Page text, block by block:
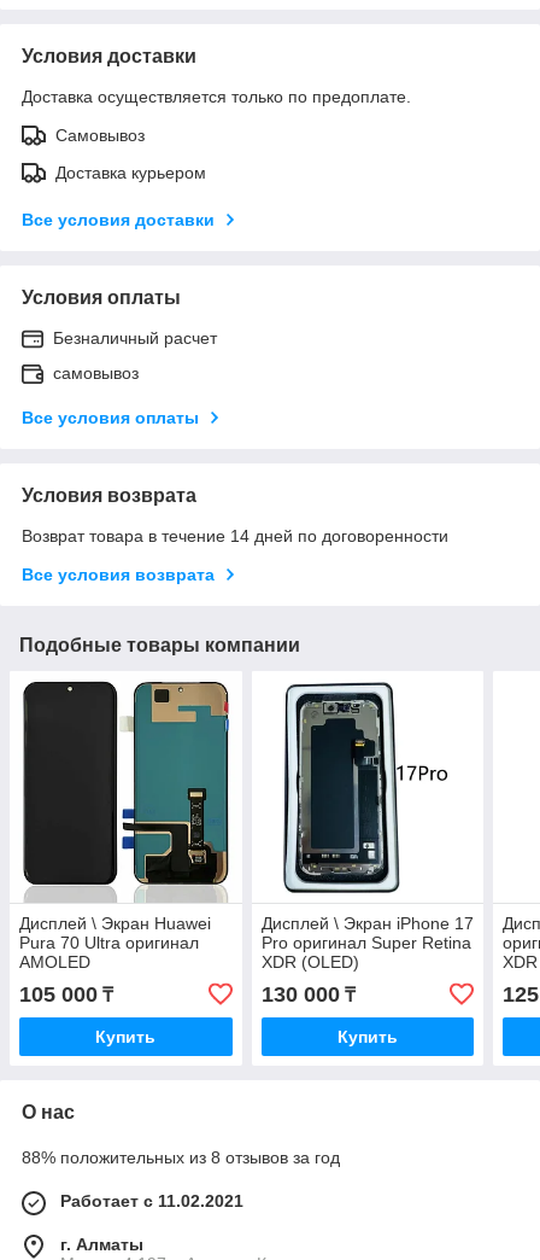
Условия доставки
Доставка осуществляется только по предоплате.
Самовывоз
Доставка курьером
Все условия доставки
Условия оплаты
Безналичный расчет
самовывоз
Все условия оплаты
Условия возврата
Возврат товара в течение 14 дней по договоренности
Все условия возврата
Подобные товары компании
Дисплей \ Экран Huawei
Pura 70 Ultra оригинал
AMOLED
105 000 ₸
Купить
Дисплей \ Экран iPhone 17
Pro оригинал Super Retina
XDR (OLED)
130 000₸
Купить
О нас
88% положительных из 8 отзывов за год
Работает с 11.02.2021
г. Алматы